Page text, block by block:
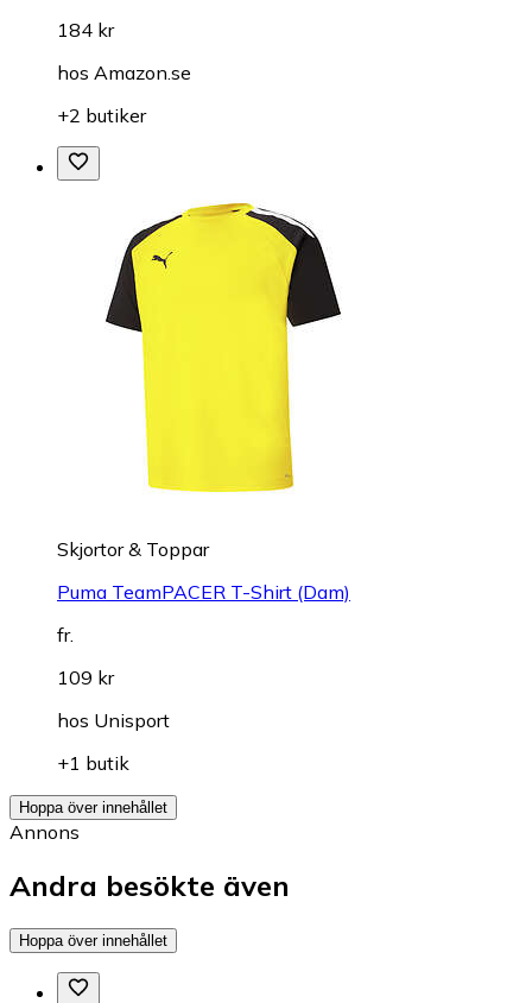
184 kr
hos Amazon.se
+2 butiker
Skjortor & Toppar
Puma TeamPACER T-Shirt (Dam)
fr.
109 kr
hos Unisport
+1 butik
Hoppa över innehållet
Annons
Andra besökte även
Hoppa över innehållet